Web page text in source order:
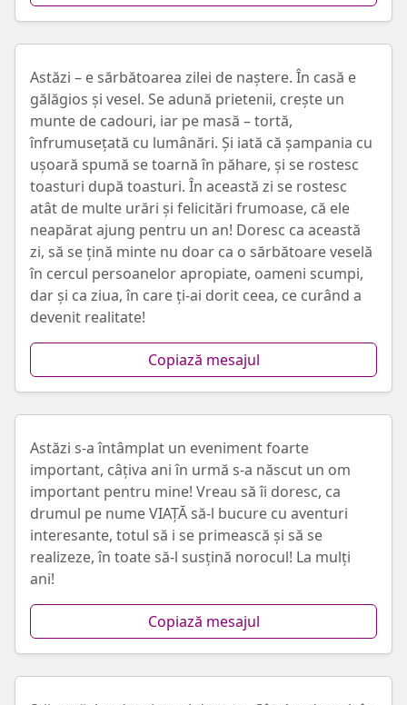
Astăzi – e sărbătoarea zilei de naștere. În casă e
gălăgios și vesel. Se adună prietenii, crește un
munte de cadouri, iar pe masă – tortă,
înfrumusețată cu lumânări. Și iată că șampania cu
ușoară spumă se toarnă în păhare, și se rostesc
toasturi după toasturi. În această zi se rostesc
atât de multe urări și felicitări frumoase, că ele
neapărat ajung pentru un an! Doresc ca această
zi, să se țină minte nu doar ca o sărbătoare veselă
în cercul persoanelor apropiate, oameni scumpi,
dar și ca ziua, în care ți-ai dorit ceea, ce curând a
devenit realitate!
Copiază mesajul
Astăzi s-a întâmplat un eveniment foarte
important, câțiva ani în urmă s-a născut un om
important pentru mine! Vreau să îi doresc, ca
drumul pe nume VIAȚĂ să-l bucure cu aventuri
interesante, totul să i se primească și să se
realizeze, în toate să-l susțină norocul! La mulți
ani!
Copiază mesajul